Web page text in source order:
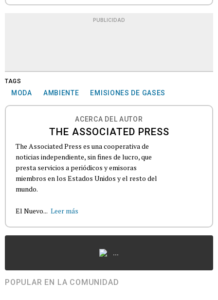
PUBLICIDAD
TAGS
MODA AMBIENTE EMISIONES DE GASES
ACERCA DEL AUTOR
THE ASSOCIATED PRESS
The Associated Press es una cooperativa de
noticias independiente, sin fines de lucro, que
presta servicios a periódicos y emisoras
miembros en los Estados Unidos y el resto del
mundo.
El Nuevo... Leer más
...
POPULAR EN LA COMUNIDAD